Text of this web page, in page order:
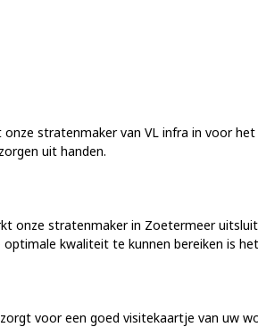
stratenmaker van VL infra in voor
uit handen.
onze stratenmaker in Zoetermeer
kwaliteit te kunnen bereiken is
voor een goed visitekaartje van uw